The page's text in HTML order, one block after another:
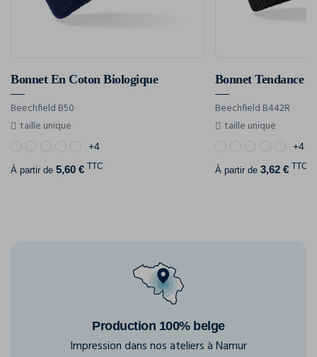
Bonnet En Coton Biologique
Beechfield B50
taille unique
+4
À partir de 5,60 € TTC
Bonnet Tendance
Beechfield B442R
taille unique
+4
À partir de 3,62 € TTC
Production 100% belge
Impression dans nos ateliers à Namur